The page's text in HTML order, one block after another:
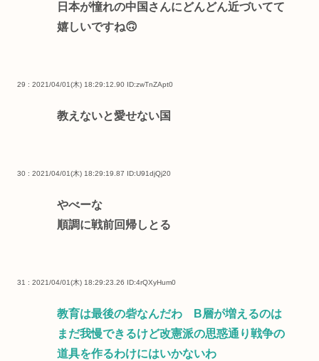
日本が憧れの中国さんにどんどん近づいてて
嬉しいですね🙃
29 : 2021/04/01(木) 18:29:12.90 ID:zwTnZApt0
教えないと愛せない国
30 : 2021/04/01(木) 18:29:19.87 ID:U91djQj20
やべーな
順調に戦前回帰しとる
31 : 2021/04/01(木) 18:29:23.26 ID:4rQXyHum0
教育は最後の砦なんだわ B層が増えるのは
まだ我慢できるけど改憲派の思惑通り戦争の
道具を作るわけにはいかないわ